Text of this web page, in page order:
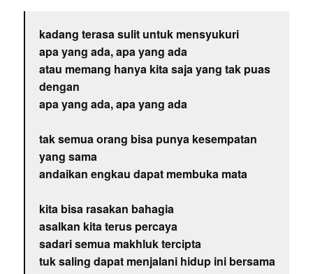
kadang terasa sulit untuk mensyukuri
apa yang ada, apa yang ada
atau memang hanya kita saja yang tak puas
dengan
apa yang ada, apa yang ada
tak semua orang bisa punya kesempatan
yang sama
andaikan engkau dapat membuka mata
kita bisa rasakan bahagia
asalkan kita terus percaya
sadari semua makhluk tercipta
tuk saling dapat menjalani hidup ini bersama